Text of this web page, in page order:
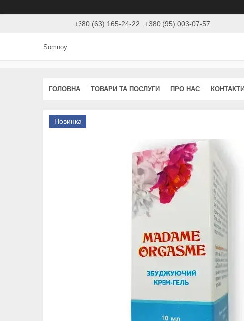
+380 (63) 165-24-22 +380 (95) 003-07-57
Somnoy
ГОЛОВНА ТОВАРИ ТА ПОСЛУГИ ПРО НАС КОНТАКТИ
Новинка